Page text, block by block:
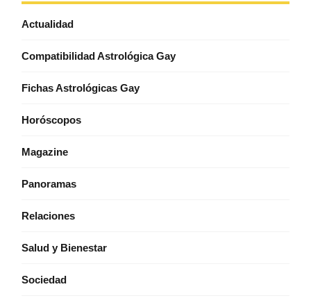
Actualidad
Compatibilidad Astrológica Gay
Fichas Astrológicas Gay
Horóscopos
Magazine
Panoramas
Relaciones
Salud y Bienestar
Sociedad